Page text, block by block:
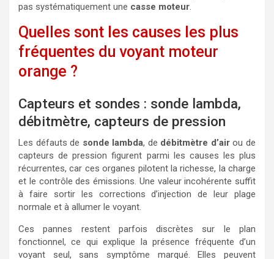
pas systématiquement une casse moteur.
Quelles sont les causes les plus
fréquentes du voyant moteur
orange ?
Capteurs et sondes : sonde lambda,
débitmètre, capteurs de pression
Les défauts de sonde lambda, de débitmètre d’airou de
capteurs de pression figurent parmi les causes les plus
récurrentes, car ces organes pilotent la richesse, la charge
et le contrôle des émissions. Une valeur incohérente suffit
à faire sortir les corrections d’injection de leur plage
normale et à allumer le voyant.
Ces pannes restent parfois discrètes sur le plan
fonctionnel, ce qui explique la présence fréquente d’un
voyant seul, sans symptôme marqué. Elles peuvent